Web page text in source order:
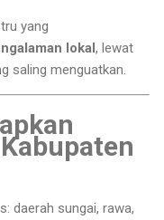
yang
lokal, lewat
saling menguatkan.
daerah sungai, rawa,